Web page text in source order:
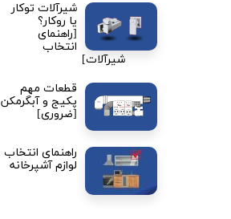
شیرآلات توکار
یا روکار؟
[راهنمای
انتخاب
شیرآلات]
قطعات مهم
پکیج و آبگرمکن
[ضروری]
راهنمای انتخاب
لوازم آشپرخانه